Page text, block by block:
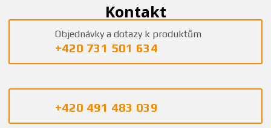
Kontakt
Objednávky a dotazy k produktům
+420 731 501 634
+420 491 483 039